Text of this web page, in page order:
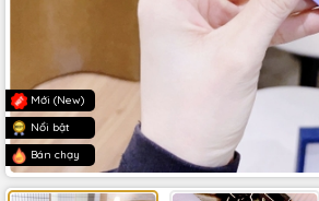
Mới (New)
Nổi bật
Bán chạy